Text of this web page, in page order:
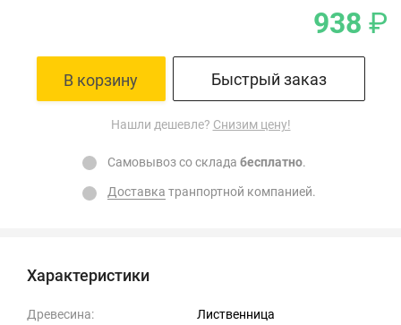
Характеристики
Древесина:
Лиственница
938 ₽
В корзину Быстрый заказ
Нашли дешевле? Снизим цену!
Самовывоз со склада бесплатно.
Доставка транпортной компанией.